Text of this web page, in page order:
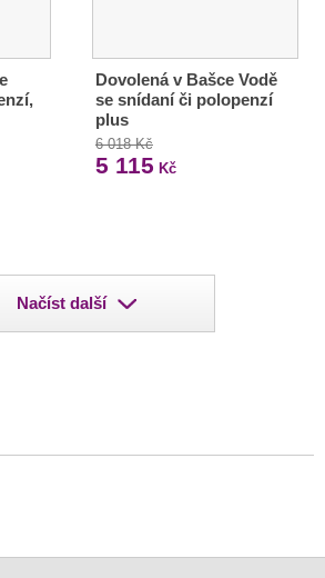
Dovolená v Bašce Vodě
se snídaní či polopenzí
plus
6 018 Kč
5 115 Kč
Načíst další